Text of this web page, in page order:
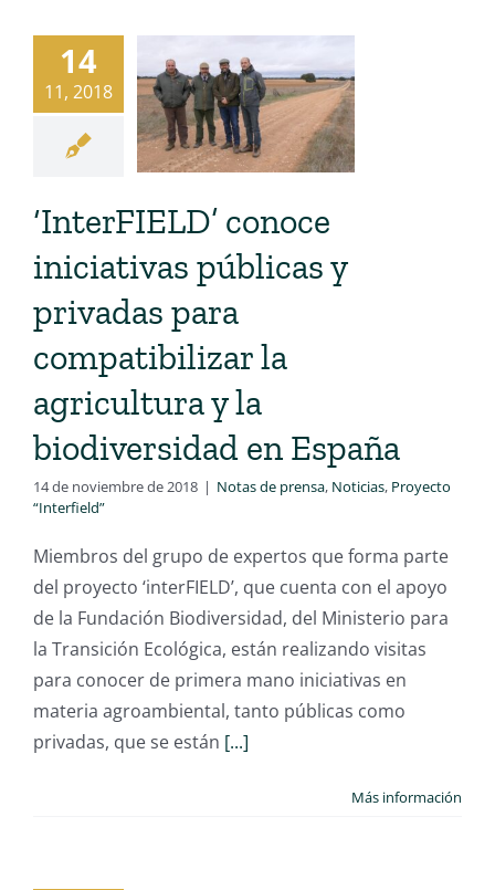
14
11, 2018
‘InterFIELD’ conoce
iniciativas públicas y
privadas para
compatibilizar la
agricultura y la
biodiversidad en España
14 de noviembre de 2018 | Notas de prensa, Noticias, Proyecto
“Interfield”
Miembros del grupo de expertos que forma parte
del proyecto ‘interFIELD’, que cuenta con el apoyo
de la Fundación Biodiversidad, del Ministerio para
la Transición Ecológica, están realizando visitas
para conocer de primera mano iniciativas en
materia agroambiental, tanto públicas como
privadas, que se están [...]
Más información